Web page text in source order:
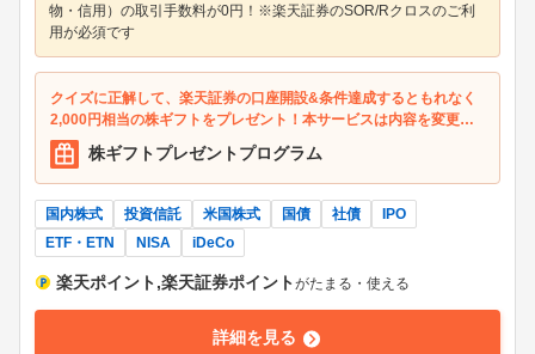
楽天証券ユーザーに愛用されています。楽天証券の取引手
数料は業界最安値水準。国内株式・米国株式・中国株式・
など、豊富な投資商品の取り扱いで初心者から上級者まで
幅広い投資家のニーズを満たしてくれます。楽天証券のNI
SA口座（つみたて投資枠）は、投資信託の積立をクレジ
ットカードで決済できる「クレカ積立」に対応。楽天ブラ
ックカードの決済で最大2％、楽天プレミアムカードの決
済で最大1％など、積立投資時の決済額に応じて楽天ポイ
ントがたまります。楽天証券のクレカ積立は、2023年2月
0円から投資できる純金積立でも楽天ポイントをためるこ
ともできますし、貯まった楽天ポイントは楽天証券の「ポ
イント投資」にも回せます。楽天証券に投資を一元化すれ
物・信用）の取引手数料が0円！※楽天証券のSOR/Rクロスのご利
用が必須です
クイズに正解して、楽天証券の口座開設&条件達成するともれなく
2,000円相当の株ギフトをプレゼント！本サービスは内容を変更も
しくは中止する場合があります。
株ギフトプレゼントプログラム
国内株式 投資信託 米国株式 国債 社債
IPO
ETF・ETN
NISA iDeCo
楽天ポイント,楽天証券ポイントがたまる・使える
詳細を見る